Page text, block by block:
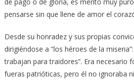
pensarse sin que llene de amor el
Desde su honradez y sus propias
dirigiéndose a “los héroes de la
trabajan para traidores”. Era necesario
fueras patrióticas, pero él no ignoraba